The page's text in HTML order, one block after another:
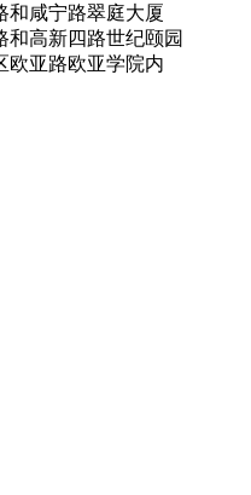
和咸宁路翠庭大厦
和高新四路世纪颐园
欧亚路欧亚学院内